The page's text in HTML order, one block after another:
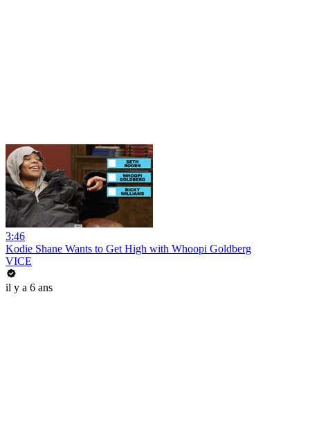
3:46
Kodie Shane Wants to Get High with Whoopi Goldberg
VICE
il y a 6 ans